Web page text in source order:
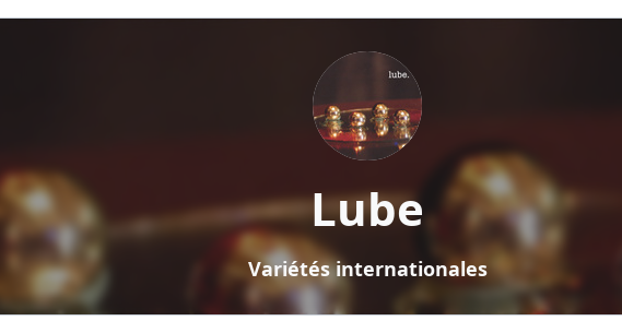
Lube
Variétés internationales